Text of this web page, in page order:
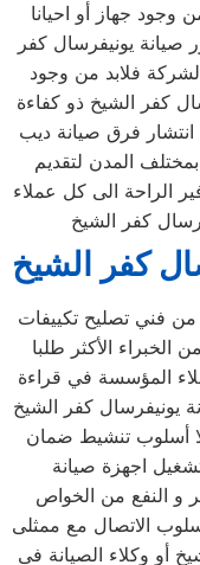
وجود جهاز أو احيانا
صيانة يونيفرسال كفر
فلابد من وجود
كفر الشيخ ذو كفاءة
فرق صيانة ديب
المدن لتقديم
الراحة الى كل عملاء
كفر الشيخ
فني تصليح تكييفات
الخبراء الأكثر طلبا
المؤسسة في قراءة
يونيفرسال كفر الشيخ
أسلوب تنشيط ضمان
تشغيل اجهزة صيانة
و النفع من الخواص
الاتصال مع ممثلى
أو وكلاء الصيانة فى